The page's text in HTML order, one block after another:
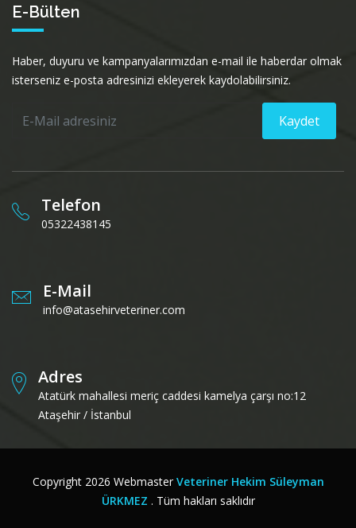
E-Bülten
Haber, duyuru ve kampanyalarımızdan e-mail ile haberdar olmak
isterseniz e-posta adresinizi ekleyerek kaydolabilirsiniz.
Kaydet
Telefon
05322438145
E-Mail
info@atasehirveteriner.com
Adres
Atatürk mahallesi meriç caddesi kamelya çarşı no:12
Ataşehir / İstanbul
Copyright 2026 Webmaster Veteriner Hekim Süleyman
ÜRKMEZ . Tüm hakları saklıdır